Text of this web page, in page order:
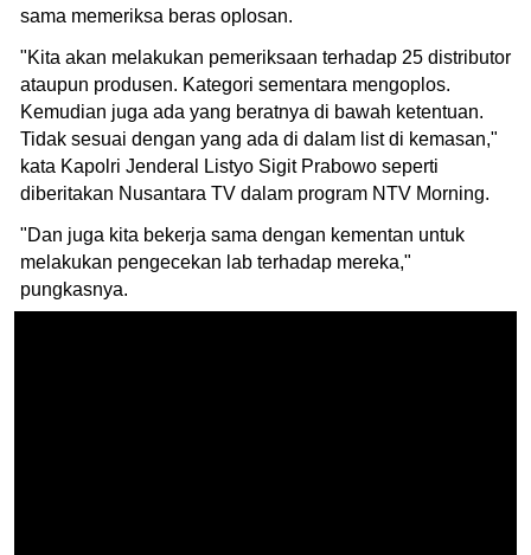
sama memeriksa beras oplosan.
"Kita akan melakukan pemeriksaan terhadap 25 distributor
ataupun produsen. Kategori sementara mengoplos.
Kemudian juga ada yang beratnya di bawah ketentuan.
Tidak sesuai dengan yang ada di dalam list di kemasan,"
kata Kapolri Jenderal Listyo Sigit Prabowo seperti
diberitakan Nusantara TV dalam program NTV Morning.
"Dan juga kita bekerja sama dengan kementan untuk
melakukan pengecekan lab terhadap mereka,"
pungkasnya.